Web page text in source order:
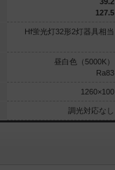
127.5
Hf蛍光灯32形2灯器具相当
昼白色（5000K）
Ra83
1260×100
調光対応なし